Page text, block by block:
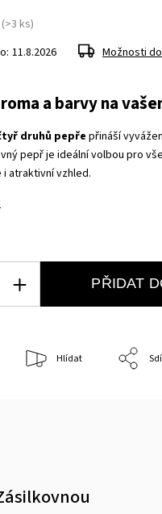
a barvy na
druhů pepřepřináší
pepř je ideální volbou pro
atraktivní vzhled.
(>3 ks)
11.8.2026 Možnosti
PŘIDAT
Hlídat